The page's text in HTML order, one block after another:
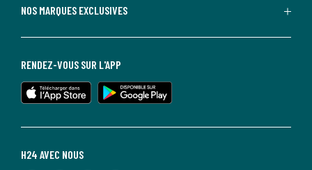
NOS MARQUES EXCLUSIVES
H24 AVEC NOUS
RENDEZ-VOUS SUR L'APP